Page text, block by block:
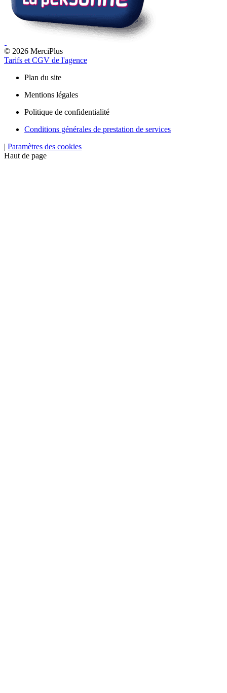
© 2026 MerciPlus
Tarifs et CGV de l'agence
Plan du site
Mentions légales
Politique de confidentialité
Conditions générales de prestation de services
| Paramètres des cookies
Haut de page